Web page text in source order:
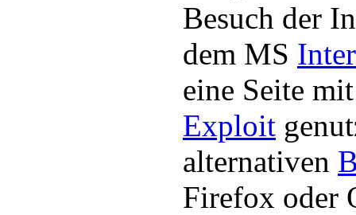
Besuch der
dem MS
eine Seite
Exploit
alternativen
Firefox oder